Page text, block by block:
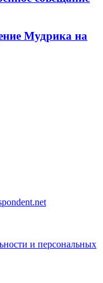
Мудрика на
и персональных